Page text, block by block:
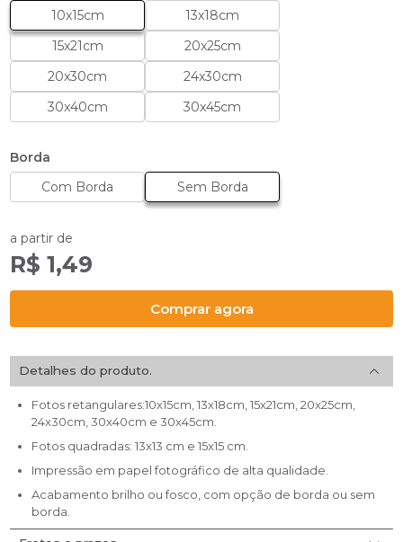
10x15cm
13x18cm
15x21cm
20x25cm
20x30cm
24x30cm
30x40cm
30x45cm
Borda
Com Borda
Sem Borda
a partir de
R$ 1,49
Comprar agora
Detalhes do produto.
Fotos retangulares:10x15cm, 13x18cm, 15x21cm, 20x25cm,
24x30cm, 30x40cm e 30x45cm.
Fotos quadradas: 13x13 cm e 15x15 cm.
Impressão em papel fotográfico de alta qualidade.
Acabamento brilho ou fosco, com opção de borda ou sem
borda.